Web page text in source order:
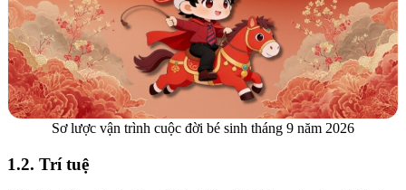
Sơ lược vận trình cuộc đời bé sinh tháng 9 năm 2026
1.2. Trí tuệ